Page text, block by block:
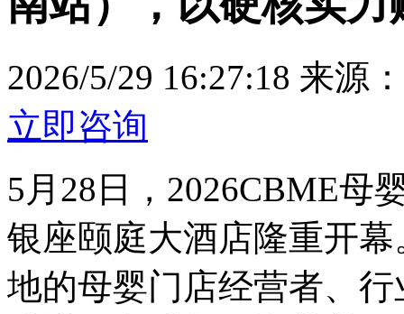
2026/5/29 16:27:18 来源：
立即咨询
5月28日，2026CBME母
银座颐庭大酒店隆重开
地的母婴门店经营者、